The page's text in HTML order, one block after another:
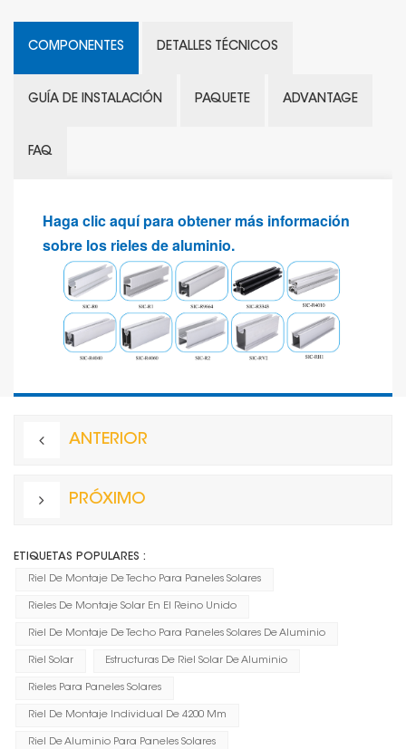
COMPONENTES DETALLES TÉCNICOS
GUÍA DE INSTALACIÓN PAQUETE ADVANTAGE
FAQ
Haga clic aquí para obtener más información
sobre los rieles de aluminio.
ANTERIOR
PRÓXIMO
ETIQUETAS POPULARES :
Riel De Montaje De Techo Para Paneles Solares
Rieles De Montaje Solar En El Reino Unido
Riel De Montaje De Techo Para Paneles Solares De Aluminio
Riel Solar Estructuras De Riel Solar De Aluminio
Rieles Para Paneles Solares
Riel De Montaje Individual De 4200 Mm
Riel De Aluminio Para Paneles Solares